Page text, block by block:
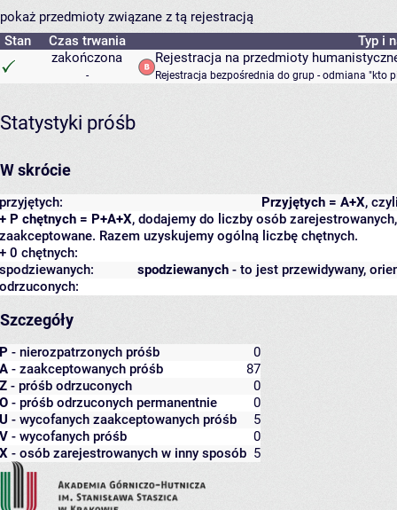
pokaż przedmioty związane z tą rejestracją
Stan
Czas trwania
Typ i
zakończona
-
Rejestracja na przedmioty
Rejestracja bezpośrednia do grup - odmiana "kto
Statystyki próśb
W skrócie
Przyjętych = A+X,
przyjętych:
+ P chętnych = P+A+X, dodajemy do liczby osób
zaakceptowane. Razem uzyskujemy ogólną liczbę chętnych.
+ 0 chętnych:
spodziewanych - to jest przewidywany,
spodziewanych:
odrzuconych:
Szczegóły
P - nierozpatrzonych próśb
0
A - zaakceptowanych próśb
87
Z - próśb odrzuconych
0
O - próśb odrzuconych permanentnie
0
U - wycofanych zaakceptowanych próśb
5
V - wycofanych próśb
0
X - osób zarejestrowanych w inny sposób 5